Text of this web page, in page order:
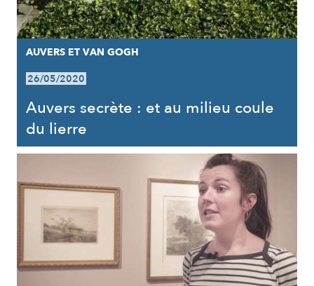
AUVERS ET VAN GOGH
26/05/2020
Auvers secrète : et au milieu coule
du lierre